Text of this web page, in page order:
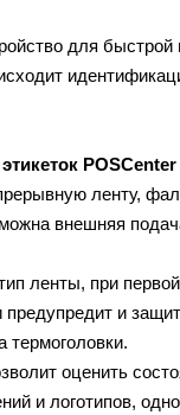
для быстрой
POSCenter
ленту,
внешняя
ленты, при
и
термоголовки.
оценить
и логотипов,